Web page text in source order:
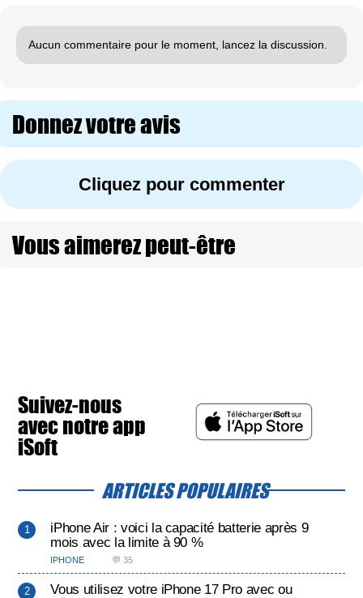
Aucun commentaire pour le moment, lancez la discussion.
Donnez votre avis
Cliquez pour commenter
Vous aimerez peut-être
Suivez-nous
avec notre app
iSoft
ARTICLES POPULAIRES
iPhone Air : voici la capacité batterie après 9
mois avec la limite à 90 %
IPHONE 💬 35
Vous utilisez votre iPhone 17 Pro avec ou